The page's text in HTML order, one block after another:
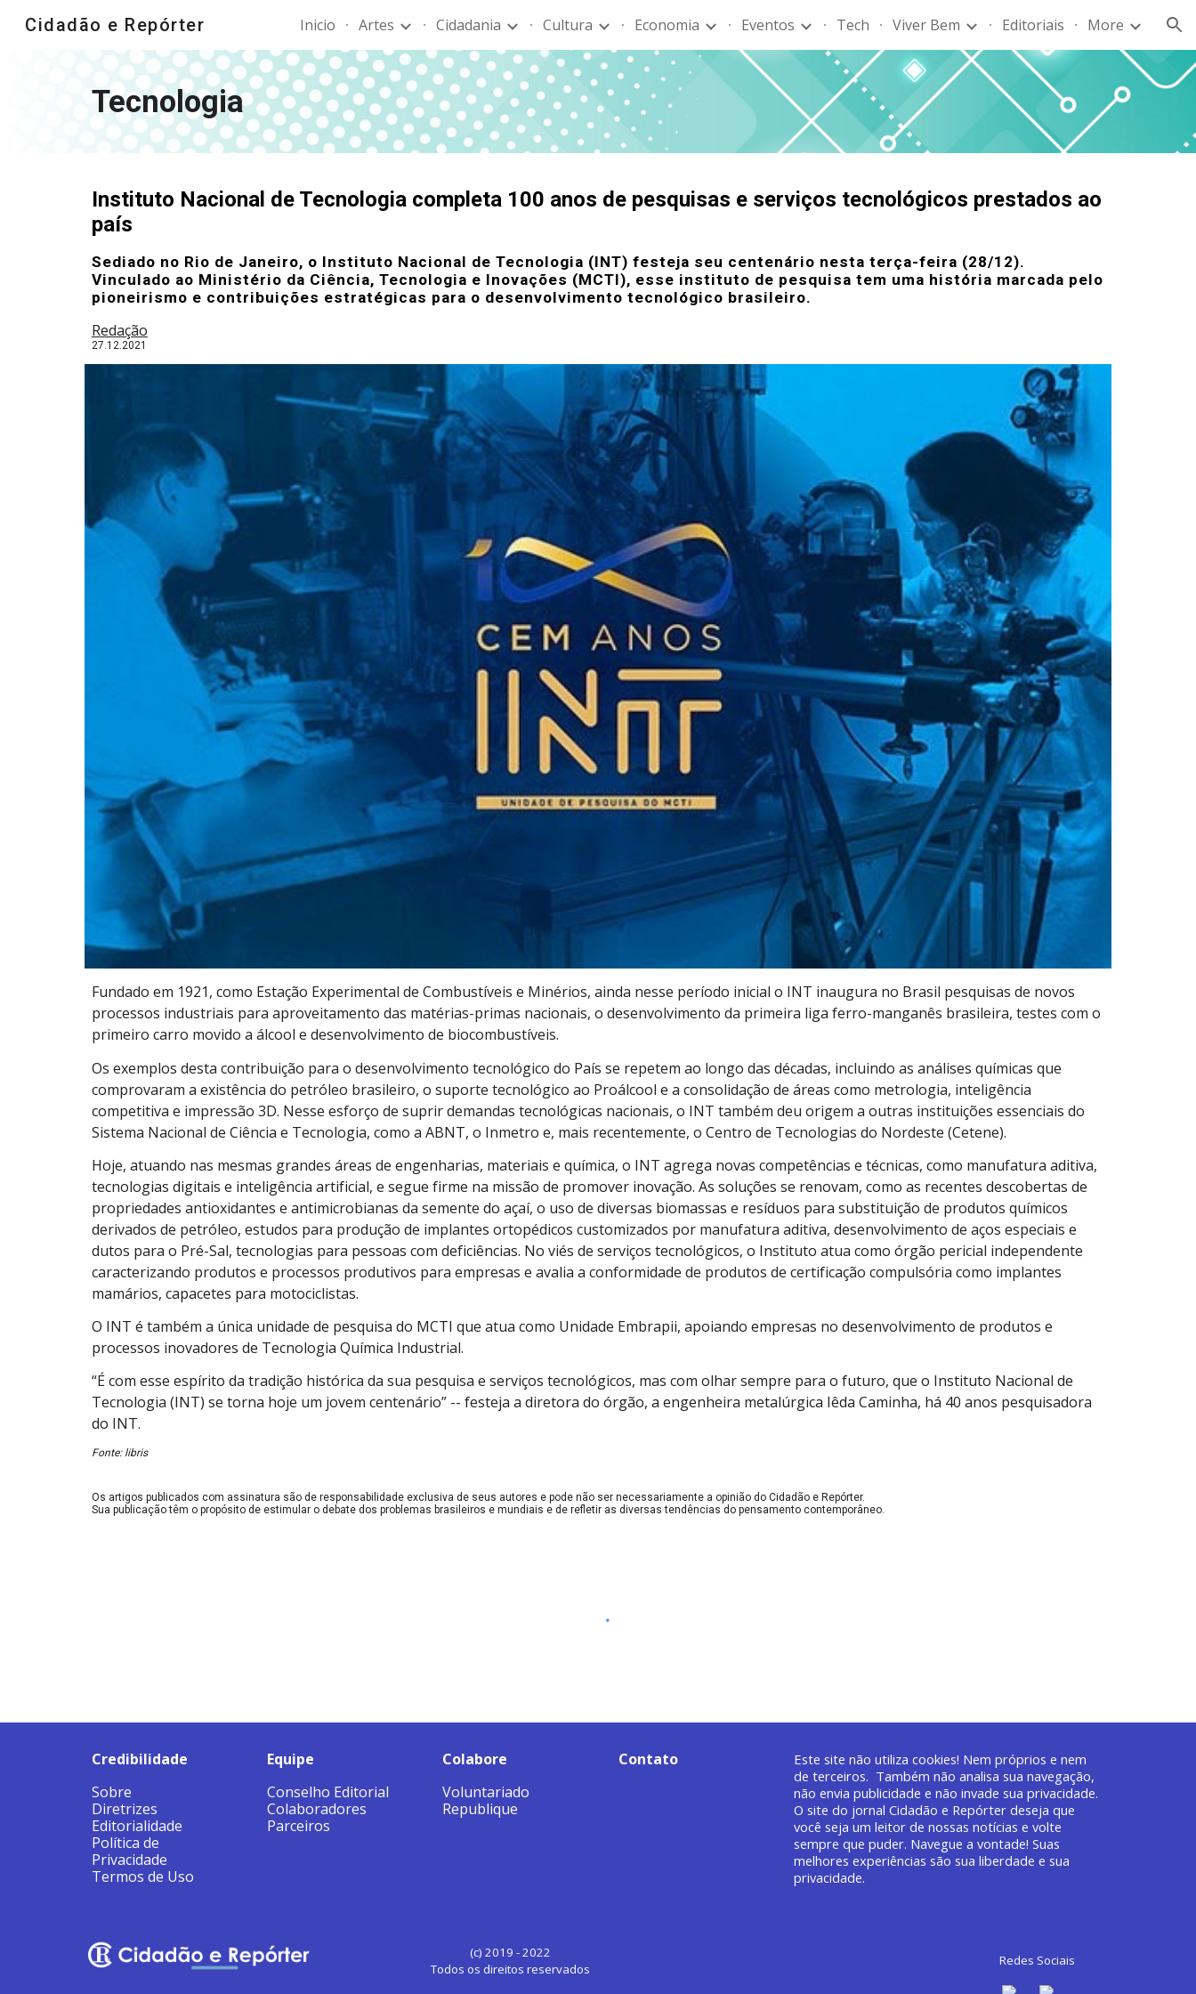
Skip to main content Skip to navigation
Cidadão e Repórter Inicio Artes Cidadania Cultura Economia Eventos Tech Viver Bem Editoriais More
Tecnologia
Instituto Nacional de Tecnologia completa 100 anos de pesquisas e serviços tecnológicos prestados ao
país
Sediado no Rio de Janeiro, o Instituto Nacional de Tecnologia (INT) festeja seu centenário nesta terça-feira (28/12).
Vinculado ao Ministério da Ciência, Tecnologia e Inovações (MCTI), esse instituto de pesquisa tem uma história marcada pelo
pioneirismo e contribuições estratégicas para o desenvolvimento tecnológico brasileiro.
Redação
27.12.2021
Fundado em 1921, como Estação Experimental de Combustíveis e Minérios, ainda nesse período inicial o INT inaugura no Brasil pesquisas de novos
processos industriais para aproveitamento das matérias-primas nacionais, o desenvolvimento da primeira liga ferro-manganês brasileira, testes com o
primeiro carro movido a álcool e desenvolvimento de biocombustíveis.
Os exemplos desta contribuição para o desenvolvimento tecnológico do País se repetem ao longo das décadas, incluindo as análises químicas que
comprovaram a existência do petróleo brasileiro, o suporte tecnológico ao Proálcool e a consolidação de áreas como metrologia, inteligência
competitiva e impressão 3D. Nesse esforço de suprir demandas tecnológicas nacionais, o INT também deu origem a outras instituições essenciais do
Sistema Nacional de Ciência e Tecnologia, como a ABNT, o Inmetro e, mais recentemente, o Centro de Tecnologias do Nordeste (Cetene).
Hoje, atuando nas mesmas grandes áreas de engenharias, materiais e química, o INT agrega novas competências e técnicas, como manufatura aditiva,
tecnologias digitais e inteligência artificial, e segue firme na missão de promover inovação. As soluções se renovam, como as recentes descobertas de
propriedades antioxidantes e antimicrobianas da semente do açaí, o uso de diversas biomassas e resíduos para substituição de produtos químicos
derivados de petróleo, estudos para produção de implantes ortopédicos customizados por manufatura aditiva, desenvolvimento de aços especiais e
dutos para o Pré-Sal, tecnologias para pessoas com deficiências. No viés de serviços tecnológicos, o Instituto atua como órgão pericial independente
caracterizando produtos e processos produtivos para empresas e avalia a conformidade de produtos de certificação compulsória como implantes
mamários, capacetes para motociclistas.
O INT é também a única unidade de pesquisa do MCTI que atua como Unidade Embrapii, apoiando empresas no desenvolvimento de produtos e
processos inovadores de Tecnologia Química Industrial.
“É com esse espírito da tradição histórica da sua pesquisa e serviços tecnológicos, mas com olhar sempre para o futuro, que o Instituto Nacional de
Tecnologia (INT) se torna hoje um jovem centenário” -- festeja a diretora do órgão, a engenheira metalúrgica Iêda Caminha, há 40 anos pesquisadora
do INT.
Fonte: libris
Os artigos publicados com assinatura são de responsabilidade exclusiva de seus autores e pode não ser necessariamente a opinião do Cidadão e Repórter.
Sua publicação têm o propósito de estimular o debate dos problemas brasileiros e mundiais e de refletir as diversas tendências do pensamento contemporâneo.
Credibilidade
Sobre
Diretrizes
Editorialidade
Política de
Privacidade
Termos de Uso
Equipe
Conselho Editorial
Colaboradores
Parceiros
Colabore
Voluntariado
Republique
Contato
Este site não utiliza cookies! Nem próprios e nem
de terceiros. Também não analisa sua navegação,
não envia publicidade e não invade sua privacidade.
O site do jornalCidadão e Repórter deseja que
você seja um leitor de nossas notícias e volte
sempre que puder. Navegue a vontade! Suas
melhores experiências são sua liberdade e sua
privacidade.
(c) 2019 - 2022
Todos os direitos reservados
Redes Sociais